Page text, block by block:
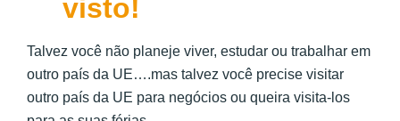
visto!
Talvez você não planeje viver, estudar ou trabalhar em
outro país da UE….mas talvez você precise visitar
outro país da UE para negócios ou queira visita-los